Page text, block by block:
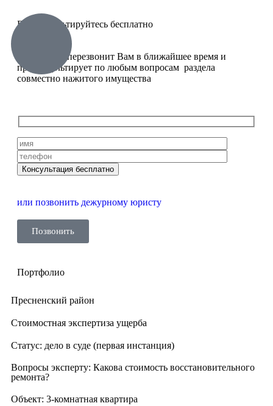
Проконсультируйтесь бесплатно
Наш юрист перезвонит Вам в ближайшее время и
проконсультирует по любым вопросам раздела
совместно нажитого имущества
или позвонить дежурному юристу
Позвонить
Портфолио
Пресненский район
Стоимостная экспертиза ущерба
Статус: дело в суде (первая инстанция)
Вопросы эксперту: Какова стоимость восстановительного
ремонта?
Объект: 3-комнатная квартира